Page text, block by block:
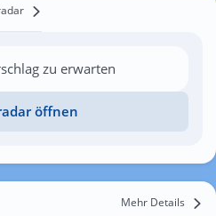
zu erwarten
öffnen
Mehr Details